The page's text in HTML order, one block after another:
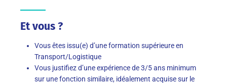
Et vous ?
Vous êtes issu(e) d’une formation supérieure en
Transport/Logistique
Vous justifiez d’une expérience de 3/5 ans minimum
sur une fonction similaire, idéalement acquise sur le